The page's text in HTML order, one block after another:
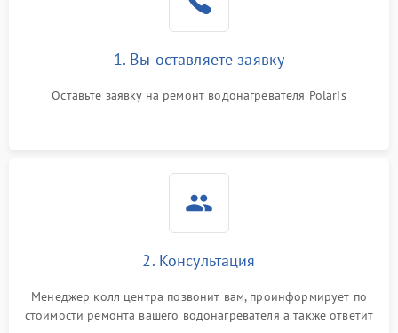
1. Вы оставляете заявку
Оставьте заявку на ремонт водонагревателя Polaris
2. Консультация
Менеджер колл центра позвонит вам, проинформирует по
стоимости ремонта вашего водонагревателя а также ответит